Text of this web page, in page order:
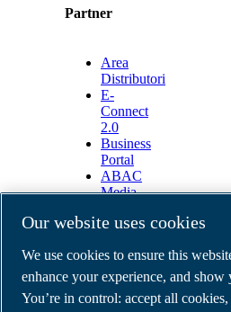
Partner
Area
Distributori
E-
Connect
2.0
Business
Portal
ABAC
Media
Legal & Privacy Notices
Order return form
Order claim form
Our website uses cookies
We use cookies to ensure this
enhance your experience, and show
You’re in control: accept all